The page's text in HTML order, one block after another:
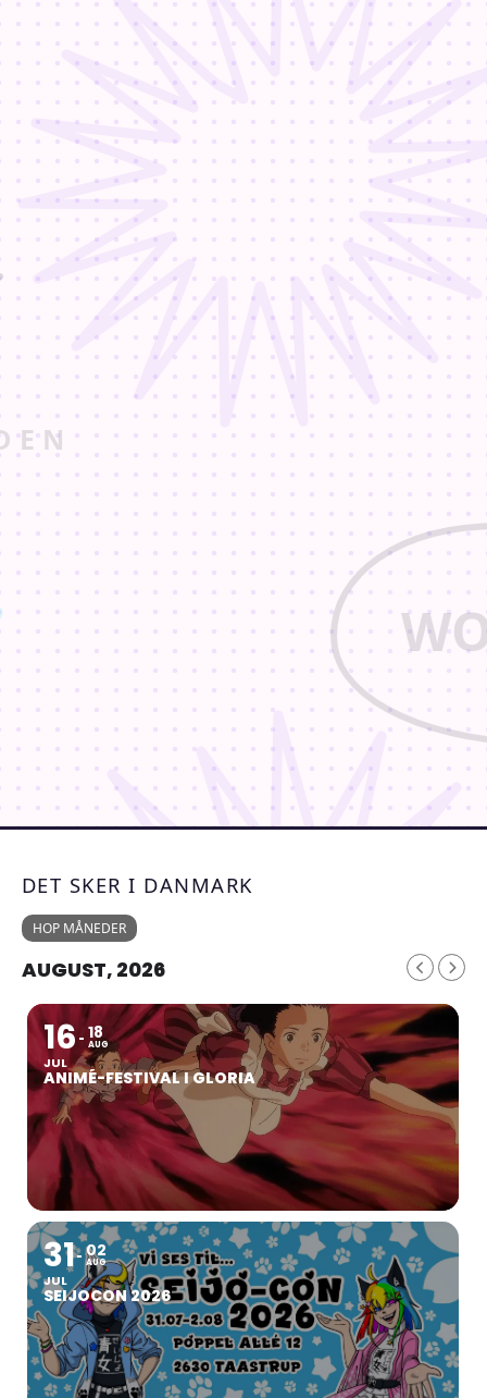
DET SKER I DANMARK
HOP MÅNEDER
AUGUST, 2026
16
JUL
18
AUG
ANIMÉ-FESTIVAL I GLORIA
31
JUL
02
AUG
SEIJOCON 2026